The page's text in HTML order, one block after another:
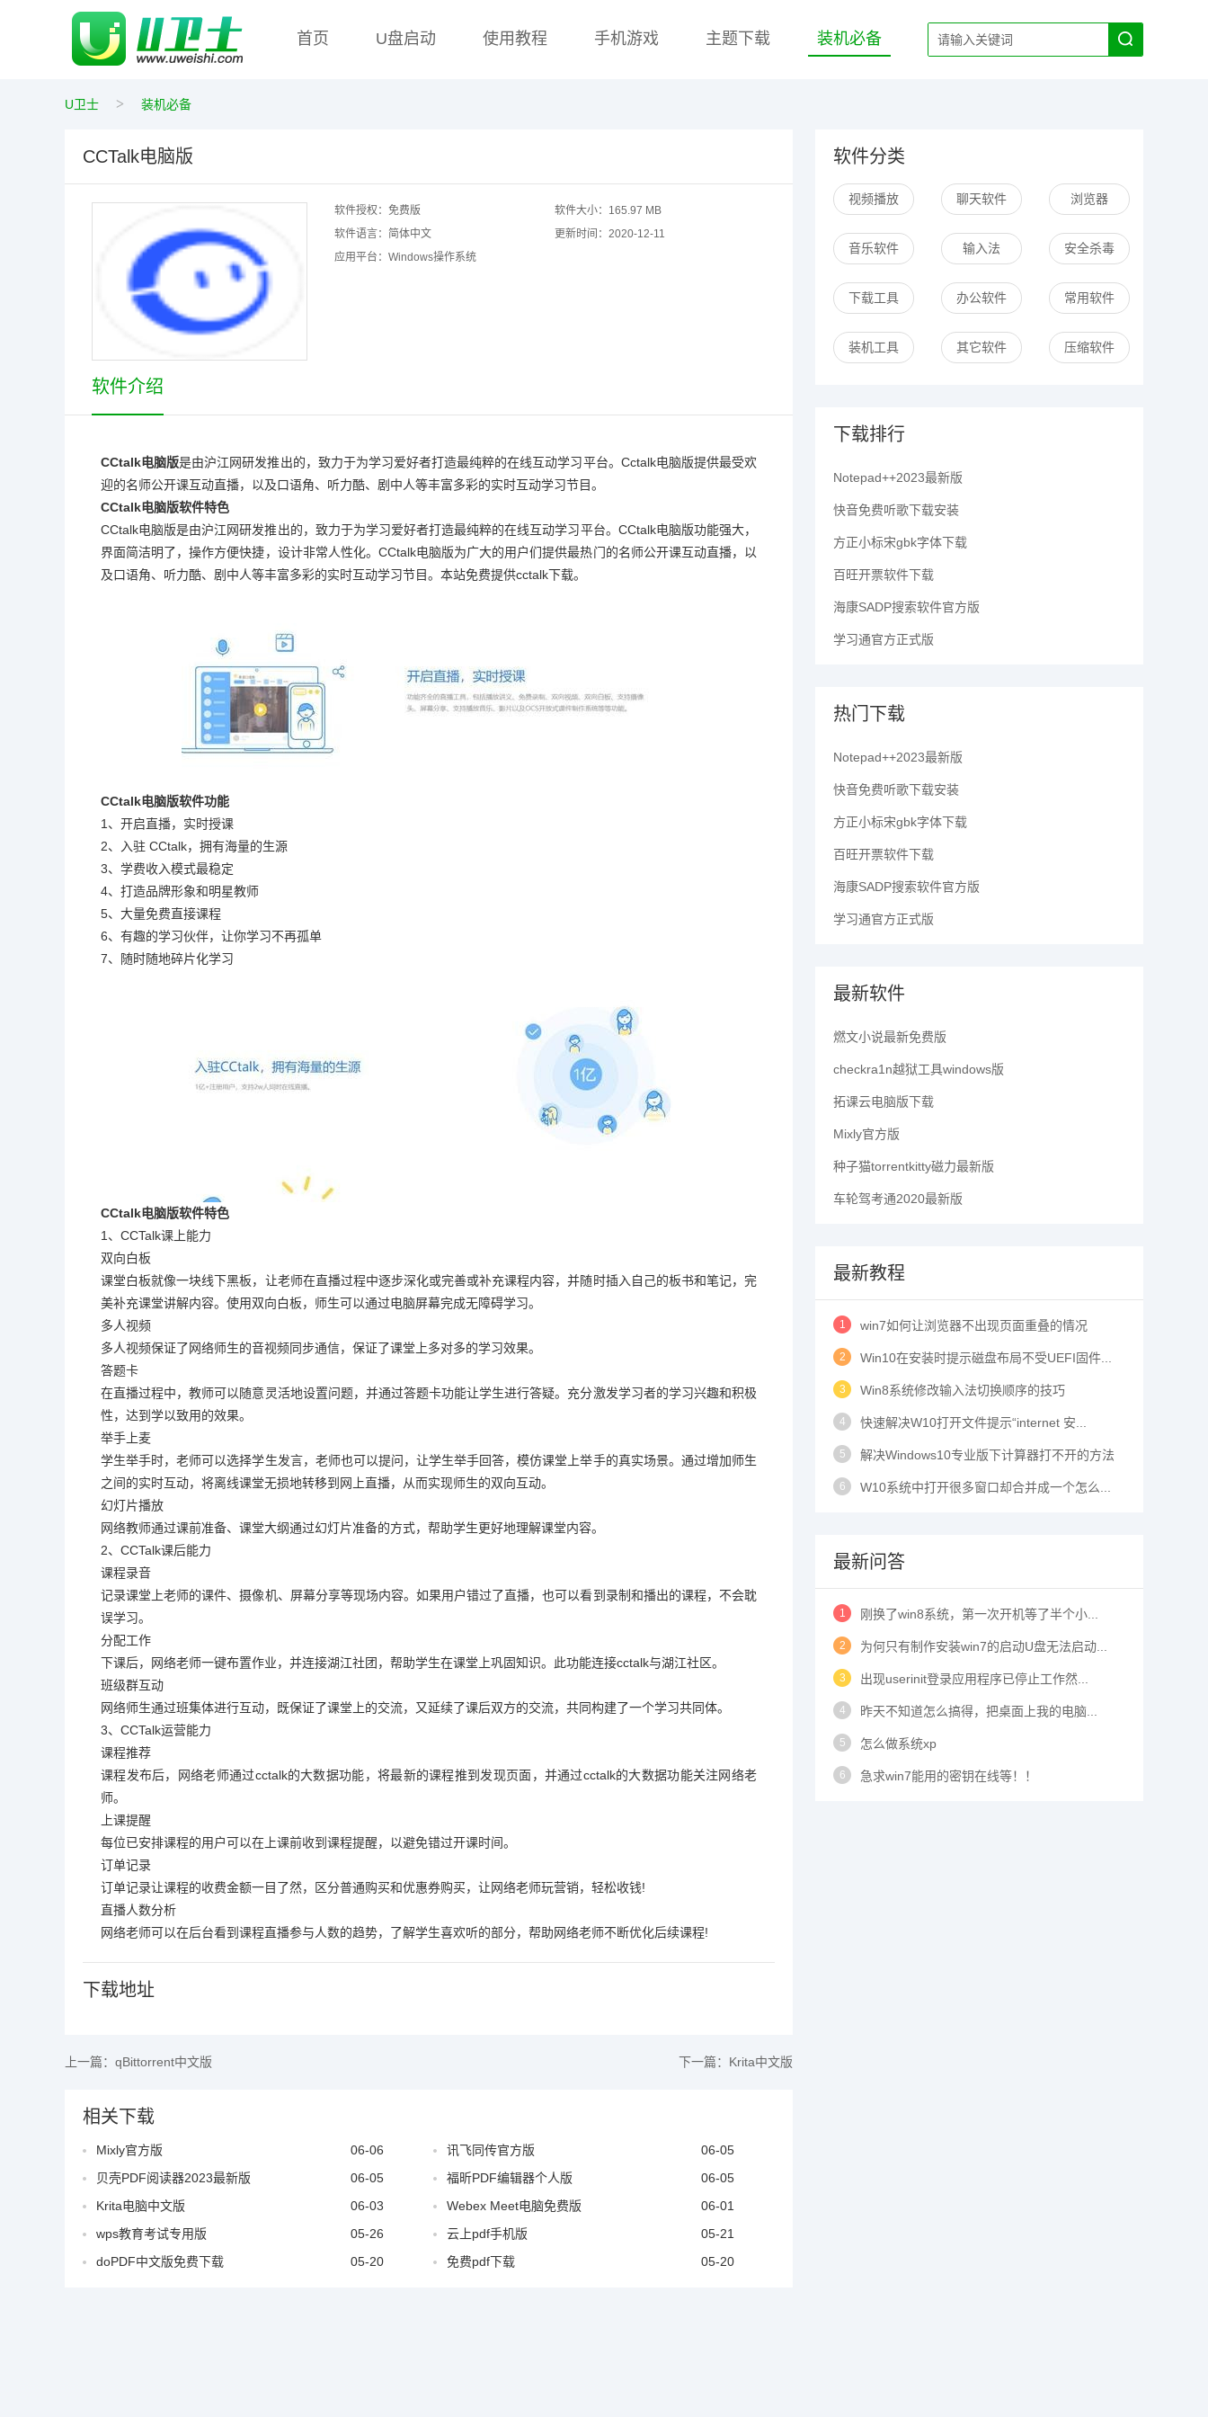
首页 U盘启动 使用教程 手机游戏 主题下载 装机必备
U卫士 > 装机必备
CCTalk电脑版
软件授权： 免费版 软件大小： 165.97 MB
软件语言： 简体中文 更新时间： 2020-12-11
应用平台： Windows操作系统
软件介绍
CCtalk电脑版是由沪江网研发推出的，致力于为学习爱好者打造最纯粹的在线互动学习平台。Cctalk电脑版提供最受欢
迎的名师公开课互动直播，以及口语角、听力酷、剧中人等丰富多彩的实时互动学习节目。
CCtalk电脑版软件特色
CCtalk电脑版是由沪江网研发推出的，致力于为学习爱好者打造最纯粹的在线互动学习平台。CCtalk电脑版功能强大，
界面简洁明了，操作方便快捷，设计非常人性化。CCtalk电脑版为广大的用户们提供最热门的名师公开课互动直播，以
及口语角、听力酷、剧中人等丰富多彩的实时互动学习节目。本站免费提供cctalk下载。
CCtalk电脑版软件功能
1、开启直播，实时授课
2、入驻 CCtalk，拥有海量的生源
3、学费收入模式最稳定
4、打造品牌形象和明星教师
5、大量免费直接课程
6、有趣的学习伙伴，让你学习不再孤单
7、随时随地碎片化学习
CCtalk电脑版软件特色
1、CCTalk课上能力
双向白板
课堂白板就像一块线下黑板，让老师在直播过程中逐步深化或完善或补充课程内容，并随时插入自己的板书和笔记，完
美补充课堂讲解内容。使用双向白板，师生可以通过电脑屏幕完成无障碍学习。
多人视频
多人视频保证了网络师生的音视频同步通信，保证了课堂上多对多的学习效果。
答题卡
在直播过程中，教师可以随意灵活地设置问题，并通过答题卡功能让学生进行答疑。充分激发学习者的学习兴趣和积极
性，达到学以致用的效果。
举手上麦
学生举手时，老师可以选择学生发言，老师也可以提问，让学生举手回答，模仿课堂上举手的真实场景。通过增加师生
之间的实时互动，将离线课堂无损地转移到网上直播，从而实现师生的双向互动。
幻灯片播放
网络教师通过课前准备、课堂大纲通过幻灯片准备的方式，帮助学生更好地理解课堂内容。
2、CCTalk课后能力
课程录音
记录课堂上老师的课件、摄像机、屏幕分享等现场内容。如果用户错过了直播，也可以看到录制和播出的课程，不会耽
误学习。
分配工作
下课后，网络老师一键布置作业，并连接湖江社团，帮助学生在课堂上巩固知识。此功能连接cctalk与湖江社区。
班级群互动
网络师生通过班集体进行互动，既保证了课堂上的交流，又延续了课后双方的交流，共同构建了一个学习共同体。
3、CCTalk运营能力
课程推荐
课程发布后，网络老师通过cctalk的大数据功能，将最新的课程推到发现页面，并通过cctalk的大数据功能关注网络老
师。
上课提醒
每位已安排课程的用户可以在上课前收到课程提醒，以避免错过开课时间。
订单记录
订单记录让课程的收费金额一目了然，区分普通购买和优惠券购买，让网络老师玩营销，轻松收钱!
直播人数分析
网络老师可以在后台看到课程直播参与人数的趋势，了解学生喜欢听的部分，帮助网络老师不断优化后续课程!
下载地址
上一篇： qBittorrent中文版 下一篇： Krita中文版
相关下载
Mixly官方版 06-06 讯飞同传官方版
06-05
贝壳PDF阅读器2023最新版
06-05 福昕PDF编辑器个人版
06-05
Krita电脑中文版
06-03 Webex Meet电脑免费版
06-01
wps教育考试专用版
05-26 云上pdf手机版
05-21
doPDF中文版免费下载
05-20 免费pdf下载 05-20
软件分类
视频播放 聊天软件 浏览器
音乐软件 输入法 安全杀毒
下载工具 办公软件 常用软件
装机工具 其它软件 压缩软件
下载排行
Notepad++2023最新版
快音免费听歌下载安装
方正小标宋gbk字体下载
百旺开票软件下载
海康SADP搜索软件官方版
学习通官方正式版
热门下载
Notepad++2023最新版
快音免费听歌下载安装
方正小标宋gbk字体下载
百旺开票软件下载
海康SADP搜索软件官方版
学习通官方正式版
最新软件
燃文小说最新免费版
checkra1n越狱工具windows版
拓课云电脑版下载
Mixly官方版
种子猫torrentkitty磁力最新版
车轮驾考通2020最新版
最新教程
1 win7如何让浏览器不出现页面重叠的情况
2 Win10在安装时提示磁盘布局不受UEFI固件...
3 Win8系统修改输入法切换顺序的技巧
4 快速解决W10打开文件提示“internet 安...
5 解决Windows10专业版下计算器打不开的方法
6 W10系统中打开很多窗口却合并成一个怎么...
最新问答
1 刚换了win8系统，第一次开机等了半个小...
2 为何只有制作安装win7的启动U盘无法启动...
3 出现userinit登录应用程序已停止工作然...
4 昨天不知道怎么搞得，把桌面上我的电脑...
5 怎么做系统xp
6 急求win7能用的密钥在线等！！